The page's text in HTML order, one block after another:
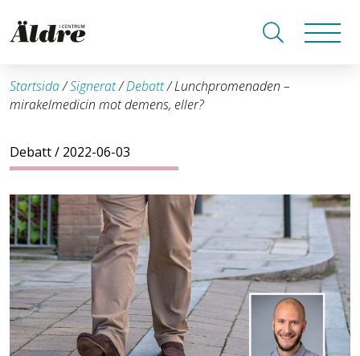
Startsida/Signerat/Debatt/Lunchpromenaden –
mirakelmedicin mot demens, eller?
Debatt/ 2022-06-03